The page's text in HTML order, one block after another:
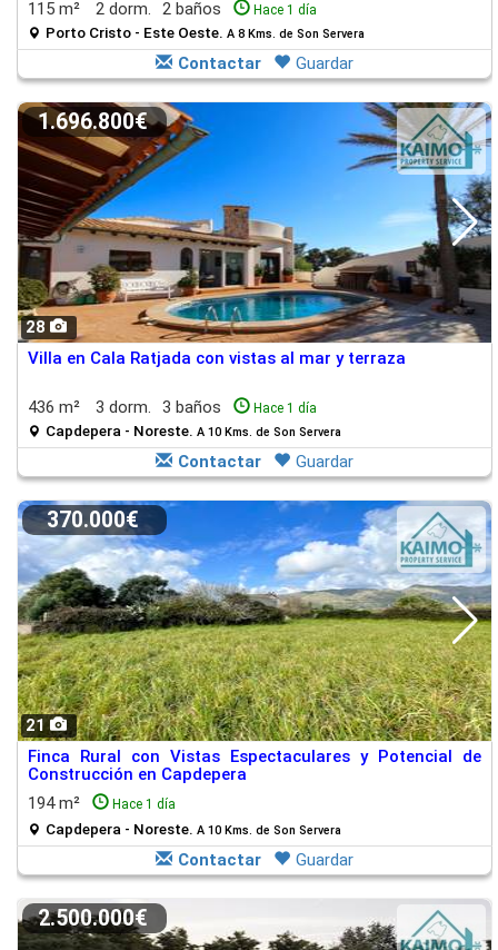
115 m² 2 dorm. 2 baños Hace 1 día
Porto Cristo - Este Oeste. A 8 Kms. de Son Servera
Contactar Guardar
28
1.696.800€
Villa en Cala Ratjada con vistas al mar y terraza
436 m² 3 dorm. 3 baños Hace 1 día
Capdepera - Noreste. A 10 Kms. de Son Servera
Contactar Guardar
21
370.000€
Finca Rural con Vistas Espectaculares y Potencial de
Construcción en Capdepera
194 m²
Hace 1 día
Capdepera - Noreste. A 10 Kms. de Son Servera
Contactar Guardar
2.500.000€